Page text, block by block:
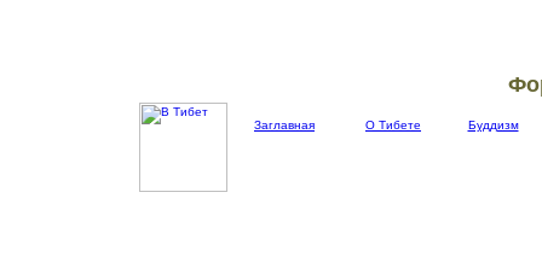
Заглавная О Тибете Буддизм